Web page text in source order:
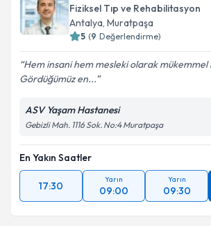
Fiziksel Tıp ve Rehabilitasyon
Antalya, Muratpaşa
5 (9 Değerlendirme)
Hem insani hem mesleki olarak mükemmel
Gördüğümüz en...
ASV Yaşam Hastanesi
Gebizli Mah. 1116 Sok. No:4 Muratpaşa
En Yakın Saatler
17:30
Yarın
09:00
Yarın
09:30